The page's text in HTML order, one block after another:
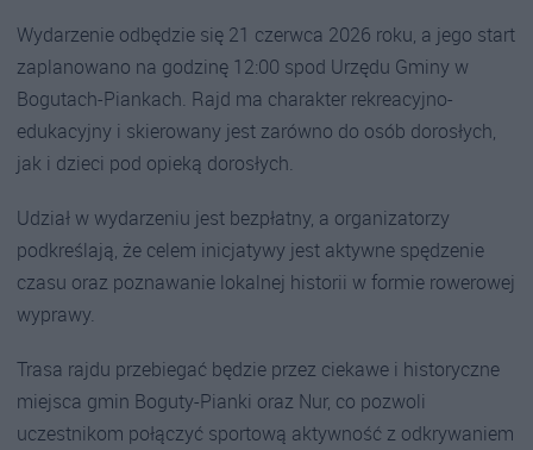
Wydarzenie odbędzie się 21 czerwca 2026 roku, a jego start
zaplanowano na godzinę 12:00 spod Urzędu Gminy w
Bogutach-Piankach. Rajd ma charakter rekreacyjno-
edukacyjny i skierowany jest zarówno do osób dorosłych,
jak i dzieci pod opieką dorosłych.
Udział w wydarzeniu jest bezpłatny, a organizatorzy
podkreślają, że celem inicjatywy jest aktywne spędzenie
czasu oraz poznawanie lokalnej historii w formie rowerowej
wyprawy.
Trasa rajdu przebiegać będzie przez ciekawe i historyczne
miejsca gmin Boguty-Pianki oraz Nur, co pozwoli
uczestnikom połączyć sportową aktywność z odkrywaniem